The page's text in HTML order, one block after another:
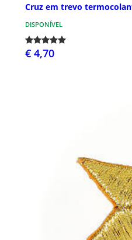
Cruz em trevo
DISPONÍVEL
€ 4,70